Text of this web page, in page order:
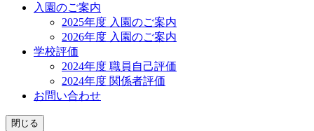
入園のご案内
2025年度 入園のご案内
2026年度 入園のご案内
学校評価
2024年度 職員自己評価
2024年度 関係者評価
お問い合わせ
閉じる